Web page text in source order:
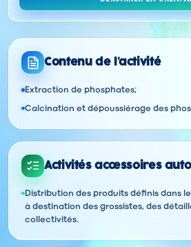
Contenu de l'activité
Extraction de phosphates;
Calcination et dépoussiérage des
Activités accessoires
Distribution des produits définis dans
à destination des grossistes, des
collectivités.